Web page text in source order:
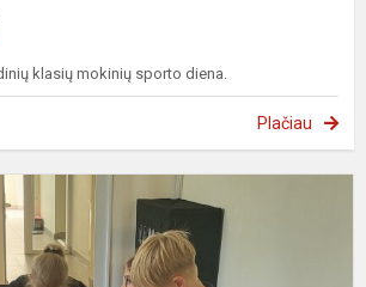
klasių mokinių sporto diena.
Plačiau